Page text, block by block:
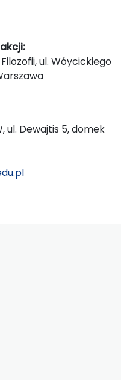
ul. Wóycickiego
ul. Dewajtis 5, domek